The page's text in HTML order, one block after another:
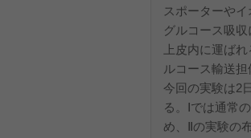
スポーターや
グルコース吸
上皮内に運ば
ルコース輸送担
今回の実験は2
る。Ⅰでは通常
め、Ⅱの実験の